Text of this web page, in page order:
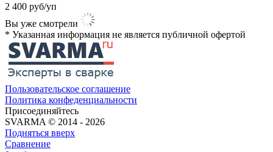
2 400 руб/уп
Вы уже смотрели
* Указанная информация не является публичной офертой​
Пользовательское соглашение
Политика конфеденциальности
Присоединяйтесь
SVARMA © 2014 - 2026
Подняться вверх
Сравнение